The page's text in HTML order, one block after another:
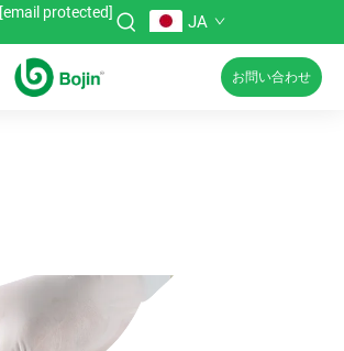
[email protected] JA
お問い合わせ